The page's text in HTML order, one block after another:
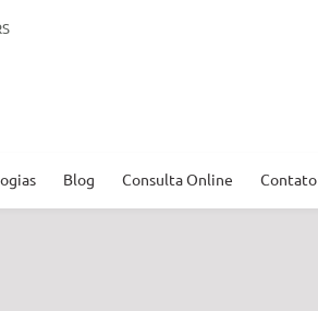
Blog Consulta Online Contato